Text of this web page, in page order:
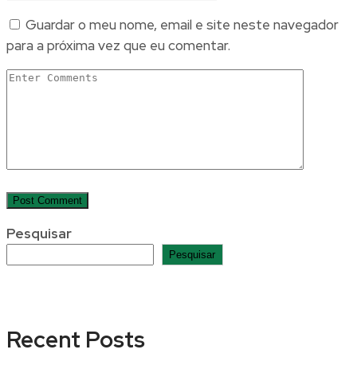
Guardar o meu nome, email e site neste navegador
para a próxima vez que eu comentar.
Pesquisar
Pesquisar
Recent Posts